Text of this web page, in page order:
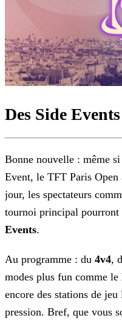
Des Side
Bonne nouvelle : même
Event, le TFT Paris Open
jour, les spectateurs
tournoi principal pourront
Events.
Au programme : du 4v4,
modes plus fun comme le
encore des stations de
pression. Bref, que vous